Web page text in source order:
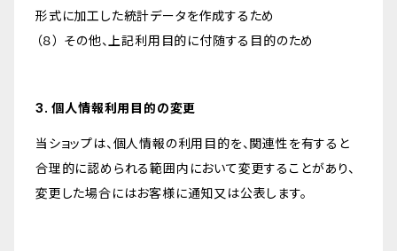
形式に加工した統計データを作成するため
（８） その他、上記利用目的に付随する目的のため
3. 個人情報利用目的の変更
当ショップは、個人情報の利用目的を、関連性を有すると
合理的に認められる範囲内において変更することがあり、
変更した場合にはお客様に通知又は公表します。